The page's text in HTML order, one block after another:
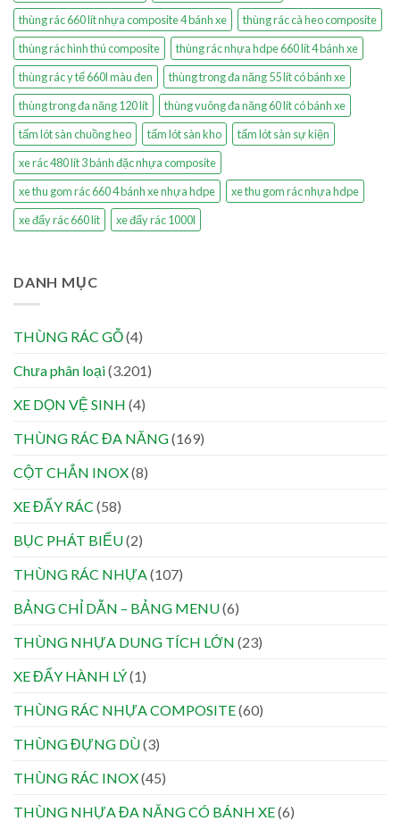
thùng rác 660 lít nhựa composite 4 bánh xe
thùng rác cà heo composite
thùng rác hình thú composite
thùng rác nhựa hdpe 660 lít 4 bánh xe
thùng rác y tế 660l màu đen
thùng trong đa năng 55 lít có bánh xe
thùng trong đa năng 120 lít
thùng vuông đa năng 60 lít có bánh xe
tấm lót sàn chuồng heo
tấm lót sàn kho
tấm lót sàn sự kiện
xe rác 480 lít 3 bánh đặc nhựa composite
xe thu gom rác 660 4 bánh xe nhựa hdpe
xe thu gom rác nhựa hdpe
xe đẩy rác 660 lít
xe đẩy rác 1000l
DANH MỤC
THÙNG RÁC GỖ(4)
Chưa phân loại(3.201)
XE DỌN VỆ SINH (4)
THÙNG RÁC ĐA NĂNG(169)
CỘT CHẮN INOX(8)
XE ĐẨY RÁC (58)
BỤC PHÁT BIỂU(2)
THÙNG RÁC NHỰA (107)
BẢNG CHỈ DẪN – BẢNG MENU(6)
THÙNG NHỰA DUNG TÍCH LỚN (23)
XE ĐẨY HÀNH LÝ(1)
THÙNG RÁC NHỰA COMPOSITE(60)
THÙNG ĐỰNG DÙ(3)
THÙNG RÁC INOX(45)
THÙNG NHỰA ĐA NĂNG CÓ BÁNH XE(6)